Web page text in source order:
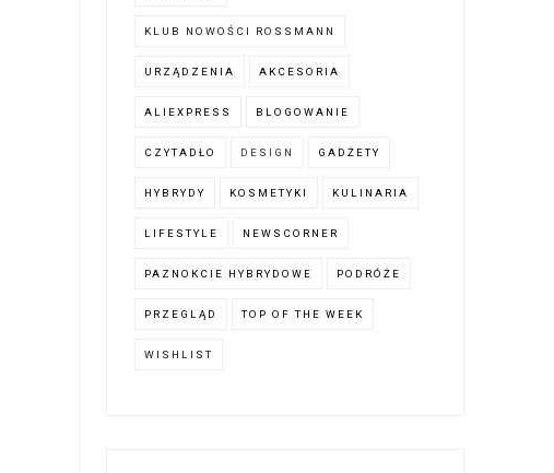
KLUB NOWOŚCI ROSSMANN
URZĄDZENIA AKCESORIA
ALIEXPRESS BLOGOWANIE
CZYTADŁO DESIGN GADŻETY
HYBRYDY KOSMETYKI KULINARIA
LIFESTYLE NEWSCORNER
PAZNOKCIE HYBRYDOWE PODRÓŻE
PRZEGLĄD TOP OF THE WEEK
WISHLIST